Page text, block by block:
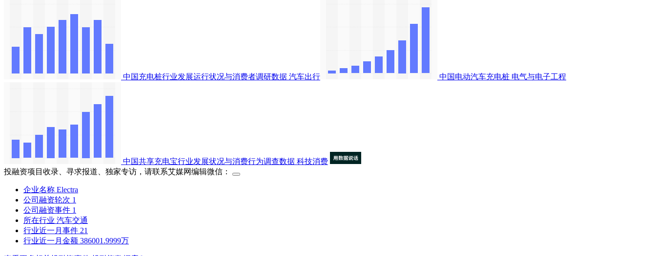
中国充电桩行业发展运行状况与消费者调研数据 汽车出行 中国电动汽车充电桩 电气与电子工程
中国共享充电宝行业发展状况与消费行为调查数据 科技消费
投融资项目收录、寻求报道、独家专访，请联系艾媒网编辑微信：
企业名称 Electra
公司融资轮次 1
公司融资事件 1
所在行业 汽车交通
行业近一月事件 21
行业近一月金额 386001.9999万